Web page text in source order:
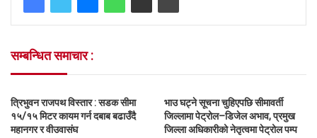
सम्बन्धित समाचार :
त्रिभुवन राजपथ विस्तार : सडक सीमा
१५/१५ मिटर कायम गर्न दबाब बढाउँदै
महानगर र वीउवासंघ
भाउ घट्ने सूचना चुहिएपछि सीमावर्ती
जिल्लामा पेट्रोल–डिजेल अभाव, प्रमुख
जिल्ला अधिकारीको नेतृत्वमा पेट्रोल पम्प